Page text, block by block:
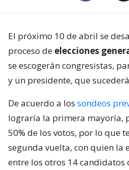
El próximo 10 de abril se
proceso de elecciones
se escogerán congresistas,
y un presidente, que
De acuerdo a los sondeos
lograría la primera mayoría,
50% de los votos, por lo que
segunda vuelta, con quien la
entre los otros 14 candidatos